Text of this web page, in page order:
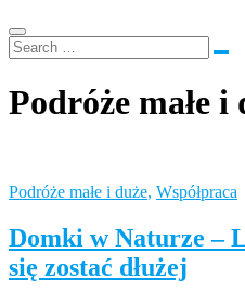
Podróże małe i
Podróże małe i duże, Współpraca
Domki w Naturze –
się zostać dłużej